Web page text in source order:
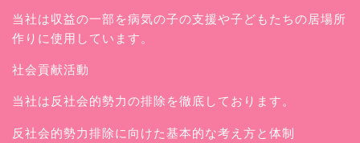
当社は収益の一部を病気の子の支援や子どもたちの居場所
作りに使用しています。
社会貢献活動
当社は反社会的勢力の排除を徹底しております。
反社会的勢力排除に向けた基本的な考え方と体制